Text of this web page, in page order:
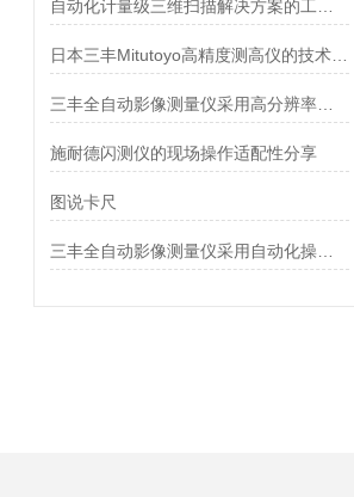
施耐德闪测仪的现场操作适配性分享
图说卡尺